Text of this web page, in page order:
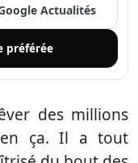
Actualités
préférée
des millions
ça. Il a tout